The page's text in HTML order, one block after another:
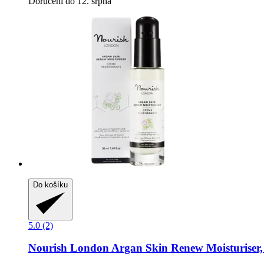
Do košíku
5.0 (2)
Nourish LondonArgan Skin Renew